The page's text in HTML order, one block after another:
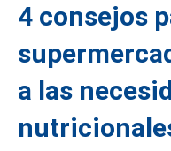
4 consejos
a las